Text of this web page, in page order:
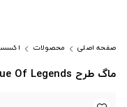
صفحه اصلی محصولات
ماگ طرح Morgana - League Of Legends